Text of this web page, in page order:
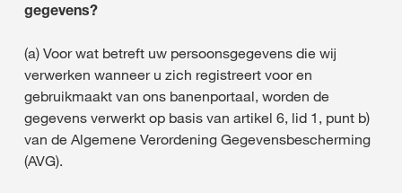
gegevens?
(a) Voor wat betreft uw persoonsgegevens die wij
verwerken wanneer u zich registreert voor en
gebruikmaakt van ons banenportaal, worden de
gegevens verwerkt op basis van artikel 6, lid 1, punt b)
van de Algemene Verordening Gegevensbescherming
(AVG).